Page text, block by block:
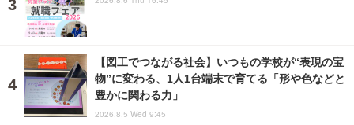
【図工でつながる社会】いつもの学校が“表現の宝
物”に変わる、1人1台端末で育てる「形や色などと
豊かに関わる力」
2026.8.5 Wed 9:45